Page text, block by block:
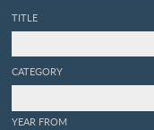
TITLE
CATEGORY
YEAR FROM